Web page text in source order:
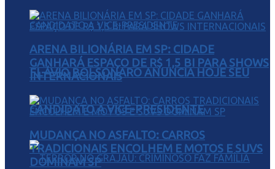
FLÁVIO BOLSONARO ANUNCIA HOJE SEU
CANDIDATO A VICE-PRESIDENTE
ARENA BILIONÁRIA EM SP: CIDADE
GANHARÁ ESPAÇO DE R$ 1,5 BI PARA SHOWS
INTERNACIONAIS
MUDANÇA NO ASFALTO: CARROS
TRADICIONAIS ENCOLHEM E MOTOS E SUVS
DOMINAM SP